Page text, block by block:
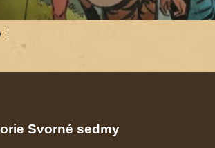
Svorné sedmy